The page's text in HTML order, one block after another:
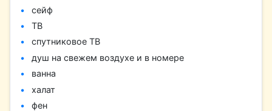
сейф
ТВ
спутниковое ТВ
душ на свежем воздухе и в номере
ванна
халат
фен